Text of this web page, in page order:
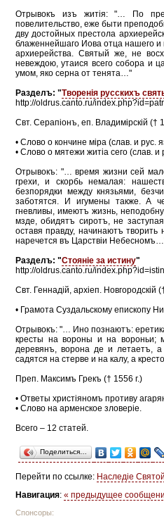
Отрывокъ изъ житiя: "… По
повелительство, еже быти
дву достойных престола
блаженнейшаго Иова отца нашего
архиерейства. Святый же, не
невеждою, утаися всего собора и
умом, яко серна от тенята…"
Разделъ: "Творенiя русскихъ
http://oldrus.canto.ru/
Свт. Серапiонъ, еп. Владимiрскiй (†
• Слово о кончине міра (слав. и рус.
• Слово о мятежи житіа сего (слав. и
Отрывокъ: "… время жизни сей
грехи, и скорбь немалая:
безпорядки между князьями,
заботятся. И игумены также. А
гневливы, имеютъ жизнь,
мзде, обидятъ сиротъ, не
оставя правду, начинаютъ творить
наречется въ Царствіи
Разделъ: "Стоянiе за истину"
http://oldrus.canto.ru/
Свт. Геннадiй, архiеп. Новгородскiй
• Грамота Суздальскому епископу
Отрывокъ: "… Ино познаютъ:
кресты на вороны и на вороньи;
деревянъ, ворона де и летаетъ,
садятся на стерве и на калу, а
Преп. Максимъ Грекъ († 1556 г.)
• Ответы христіяномъ противу
• Слово на арменское зловеріе.
Всего – 12 статей.
Поделиться…
Перейти по ссылке: Наследiе
Навигация: « предыдущее
Спонсоры: